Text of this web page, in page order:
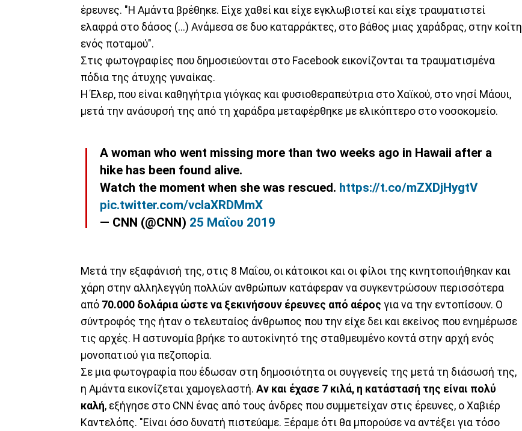
έρευνες. "Η Αμάντα βρέθηκε. Είχε χαθεί και είχε εγκλωβιστεί και είχε τραυματιστεί
ελαφρά στο δάσος (...) Ανάμεσα σε δυο καταρράκτες, στο βάθος μιας χαράδρας, στην κοίτη
ενός ποταμού".
Στις φωτογραφίες που δημοσιεύονται στο Facebook εικονίζονται τα τραυματισμένα
πόδια της άτυχης γυναίκας.
Η Έλερ, που είναι καθηγήτρια γιόγκας και φυσιοθεραπεύτρια στο Χαϊκού, στο νησί Μάουι,
μετά την ανάσυρσή της από τη χαράδρα μεταφέρθηκε με ελικόπτερο στο νοσοκομείο.
A woman who went missing more than two weeks ago in Hawaii after a
hike has been found alive.
Watch the moment when she was rescued. https://t.co/mZXDjHygtV
pic.twitter.com/vcIaXRDMmX
— CNN (@CNN) 25 Μαΐου 2019
Μετά την εξαφάνισή της, στις 8 Μαΐου, οι κάτοικοι και οι φίλοι της κινητοποιήθηκαν και
χάρη στην αλληλεγγύη πολλών ανθρώπων κατάφεραν να συγκεντρώσουν περισσότερα
από 70.000 δολάρια ώστε να ξεκινήσουν έρευνες από αέρος για να την εντοπίσουν. Ο
σύντροφός της ήταν ο τελευταίος άνθρωπος που την είχε δει και εκείνος που ενημέρωσε
τις αρχές. Η αστυνομία βρήκε το αυτοκίνητό της σταθμευμένο κοντά στην αρχή ενός
μονοπατιού για πεζοπορία.
Σε μια φωτογραφία που έδωσαν στη δημοσιότητα οι συγγενείς της μετά τη διάσωσή της,
η Αμάντα εικονίζεται χαμογελαστή. Αν και έχασε 7 κιλά, η κατάστασή της είναι πολύ
καλή, εξήγησε στο CNN ένας από τους άνδρες που συμμετείχαν στις έρευνες, ο Χαβιέρ
Καντελόπς. "Είναι όσο δυνατή πιστεύαμε. Ξέραμε ότι θα μπορούσε να αντέξει για τόσο